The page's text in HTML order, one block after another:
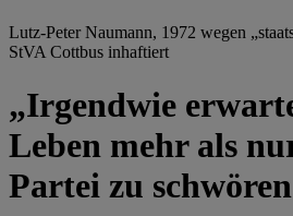
Lutz-Peter Naumann, 1972 wegen
StVA Cottbus inhaftiert
„Irgendwie
Leben mehr als
Partei zu